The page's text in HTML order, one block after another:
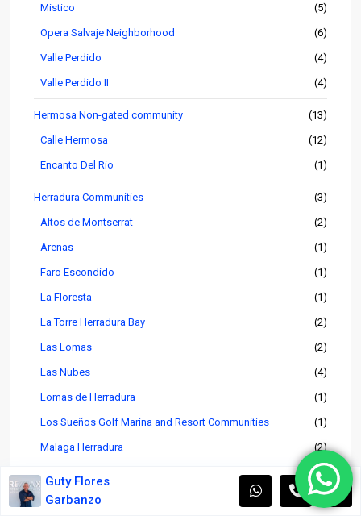
Mistico (5)
Opera Salvaje Neighborhood (6)
Valle Perdido (4)
Valle Perdido II (4)
Hermosa Non-gated community (13)
Calle Hermosa (12)
Encanto Del Rio (1)
Herradura Communities (3)
Altos de Montserrat (2)
Arenas (1)
Faro Escondido (1)
La Floresta (1)
La Torre Herradura Bay (2)
Las Lomas (2)
Las Nubes (4)
Lomas de Herradura (1)
Los Sueños Golf Marina and Resort Communities (1)
Malaga Herradura (2)
(5)
Pacific Sun (1)
Guty Flores
Garbanzo